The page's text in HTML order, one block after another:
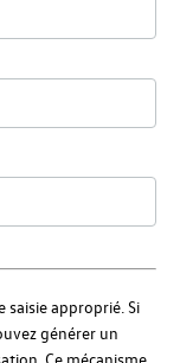
approprié. Si
générer un